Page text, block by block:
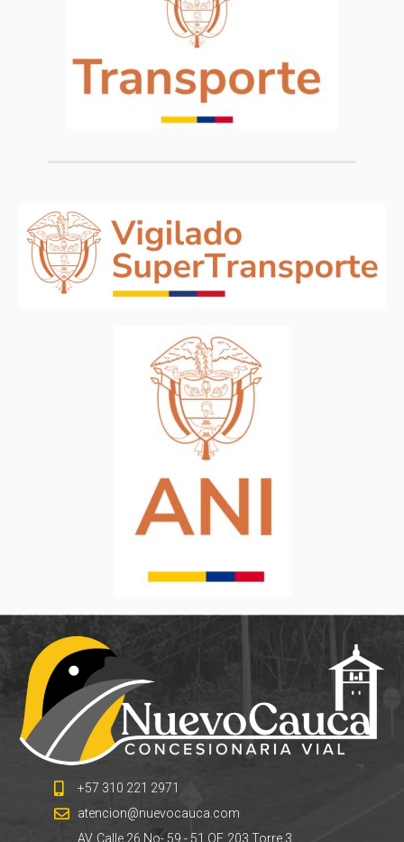
+57 310 221 2971
atencion@nuevocauca.com
AV. Calle 26 No- 59 - 51 OF. 203 Torre 3